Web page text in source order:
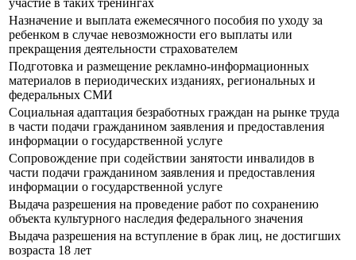
участие в таких тренингах
Назначение и выплата ежемесячного пособия по уходу за
ребенком в случае невозможности его выплаты или
прекращения деятельности страхователем
Подготовка и размещение рекламно-информационных
материалов в периодических изданиях, региональных и
федеральных СМИ
Социальная адаптация безработных граждан на рынке труда
в части подачи гражданином заявления и предоставления
информации о государственной услуге
Сопровождение при содействии занятости инвалидов в
части подачи гражданином заявления и предоставления
информации о государственной услуге
Выдача разрешения на проведение работ по сохранению
объекта культурного наследия федерального значения
Выдача разрешения на вступление в брак лиц, не достигших
возраста 18 лет